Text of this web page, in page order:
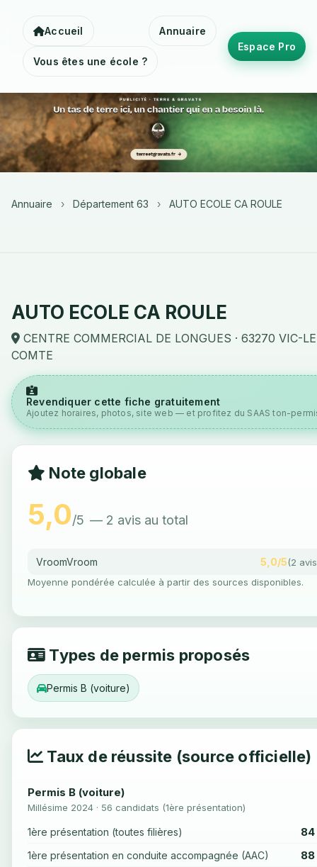
Accueil Annuaire
Vous êtes une école ?
Espace Pro
Annuaire › Département 63 › AUTO ECOLE CA ROULE
AUTO ECOLE CA ROULE
CENTRE COMMERCIAL DE LONGUES · 63270 VIC-
COMTE
Revendiquer cette fiche gratuitement
Ajoutez horaires, photos, site web — et profitez du SAAS ton-
Note globale
5,0/5 — 2 avis au total
VroomVroom 5,0/5(2
Moyenne pondérée calculée à partir des sources disponibles.
Types de permis proposés
Permis B (voiture)
Taux de réussite (source officielle)
Permis B (voiture)
Millésime 2024 · 56 candidats (1ère présentation)
1ère présentation (toutes filières) 84
1ère présentation en conduite accompagnée (AAC) 88